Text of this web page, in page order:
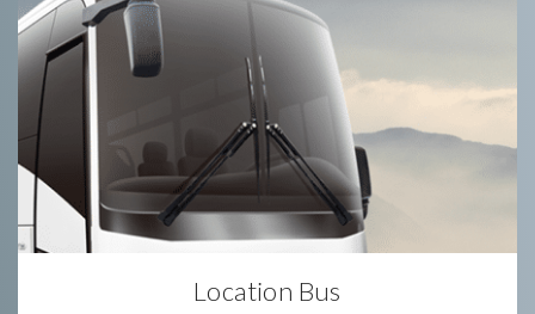
Location Bus